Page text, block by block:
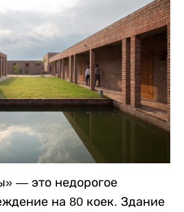
— это недорогое
на 80 коек. Здание